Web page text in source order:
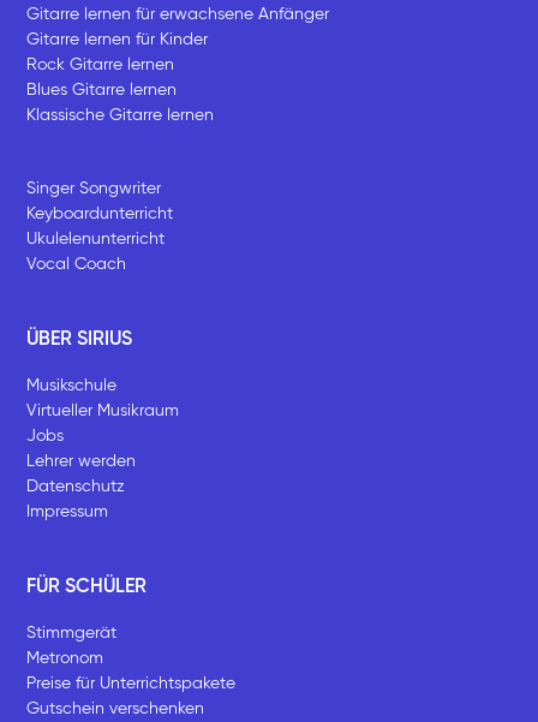
Gitarre lernen für erwachsene Anfänger
Gitarre lernen für Kinder
Rock Gitarre lernen
Blues Gitarre lernen
Klassische Gitarre lernen
Singer Songwriter
Keyboardunterricht
Ukulelenunterricht
Vocal Coach
ÜBER SIRIUS
Musikschule
Virtueller Musikraum
Jobs
Lehrer werden
Datenschutz
Impressum
FÜR SCHÜLER
Stimmgerät
Metronom
Preise für Unterrichtspakete
Gutschein verschenken